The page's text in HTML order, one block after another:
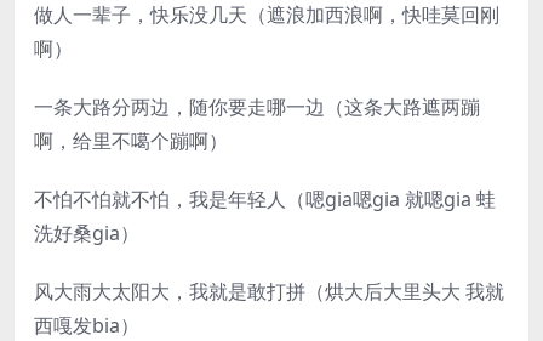
做人一辈子，快乐没几天（遮浪加西浪啊，快哇莫回刚
啊）
一条大路分两边，随你要走哪一边（这条大路遮两蹦
啊，给里不噶个蹦啊）
不怕不怕就不怕，我是年轻人（嗯gia嗯gia 就嗯gia 蛙
洗好桑gia）
风大雨大太阳大，我就是敢打拼（烘大后大里头大 我就
西嘎发bia）